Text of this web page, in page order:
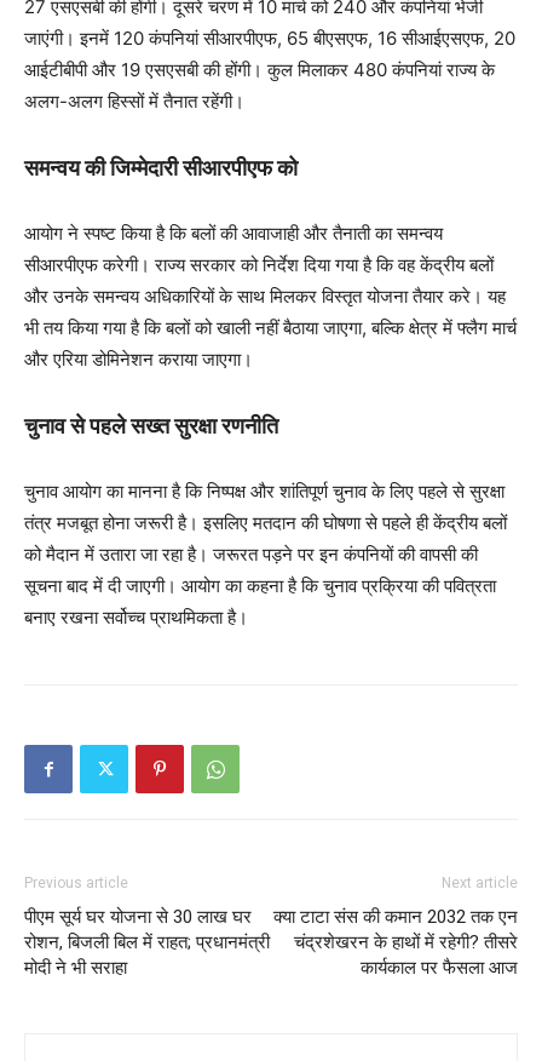
27 एसएसबी की होंगी। दूसरे चरण में 10 मार्च को 240 और कंपनियां भेजी
जाएंगी। इनमें 120 कंपनियां सीआरपीएफ, 65 बीएसएफ, 16 सीआईएसएफ, 20
आईटीबीपी और 19 एसएसबी की होंगी। कुल मिलाकर 480 कंपनियां राज्य के
अलग-अलग हिस्सों में तैनात रहेंगी।
समन्वय की जिम्मेदारी सीआरपीएफ को
आयोग ने स्पष्ट किया है कि बलों की आवाजाही और तैनाती का समन्वय
सीआरपीएफ करेगी। राज्य सरकार को निर्देश दिया गया है कि वह केंद्रीय बलों
और उनके समन्वय अधिकारियों के साथ मिलकर विस्तृत योजना तैयार करे। यह
भी तय किया गया है कि बलों को खाली नहीं बैठाया जाएगा, बल्कि क्षेत्र में फ्लैग मार्च
और एरिया डोमिनेशन कराया जाएगा।
चुनाव से पहले सख्त सुरक्षा रणनीति
चुनाव आयोग का मानना है कि निष्पक्ष और शांतिपूर्ण चुनाव के लिए पहले से सुरक्षा
तंत्र मजबूत होना जरूरी है। इसलिए मतदान की घोषणा से पहले ही केंद्रीय बलों
को मैदान में उतारा जा रहा है। जरूरत पड़ने पर इन कंपनियों की वापसी की
सूचना बाद में दी जाएगी। आयोग का कहना है कि चुनाव प्रक्रिया की पवित्रता
बनाए रखना सर्वोच्च प्राथमिकता है।
Previous article
पीएम सूर्य घर योजना से 30 लाख घर
रोशन, बिजली बिल में राहत; प्रधानमंत्री
मोदी ने भी सराहा
Next article
क्या टाटा संस की कमान 2032 तक एन
चंद्रशेखरन के हाथों में रहेगी? तीसरे
कार्यकाल पर फैसला आज